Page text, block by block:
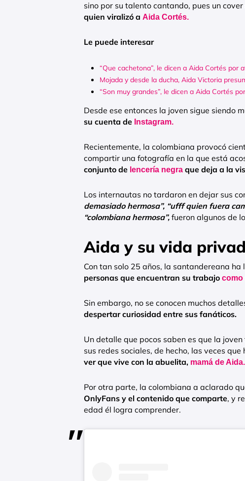
sino por su talento cantando, pues un cover
quien viralizó a Aida Cortés.
Le puede interesar
“Que cachetona”, le dicen a Aida Cortés por
Mojada y desde la ducha, Aida Victoria
“Son muy grandes”, le dicen a Aida Cortés
Desde ese entonces la joven sigue siendo
su cuenta de Instagram.
Recientemente, la colombiana provocó
compartir una fotografía en la que está
conjunto de lencería negra que deja a la
Los internautas no tardaron en dejar sus
demasiado hermosa”, “ufff quien fuera
“colombiana hermosa”, fueron algunos de
Aida y su vida
Con tan solo 25 años, la santandereana
personas que encuentran su trabajo como
Sin embargo, no se conocen muchos
despertar curiosidad entre sus fanáticos.
Un detalle que pocos saben es que la
sus redes sociales, de hecho, las veces
ver que vive con la abuelita, mamá de Aida.
Por otra parte, la colombiana a aclarado
OnlyFans y el contenido que comparte, y
edad él logra comprender.